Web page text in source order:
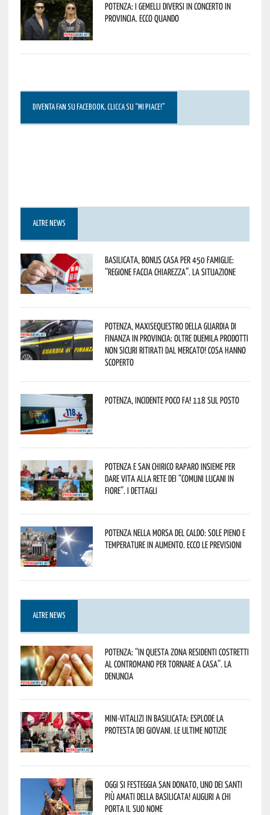
Potenza: i Gemelli DiVersi in concerto in
provincia. Ecco quando
DIVENTA FAN SU FACEBOOK, CLICCA SU “MI PIACE!”
ALTRE NEWS
Basilicata, Bonus casa per 450 famiglie:
“Regione faccia chiarezza”. La situazione
Potenza, maxisequestro della Guardia di
Finanza in provincia: oltre duemila prodotti
non sicuri ritirati dal mercato! Cosa hanno
scoperto
Potenza, incidente poco fa! 118 sul posto
Potenza e San Chirico Raparo insieme per
dare vita alla rete dei “Comuni Lucani in
Fiore”. I dettagli
Potenza nella morsa del caldo: sole pieno e
temperature in aumento. Ecco le previsioni
ALTRE NEWS
Potenza: “In questa zona residenti costretti
al contromano per tornare a casa”. La
denuncia
Mini-vitalizi in Basilicata: esplode la
protesta dei giovani. Le ultime notizie
Oggi si festeggia San Donato, uno dei Santi
più amati della Basilicata! Auguri a chi
porta il suo nome